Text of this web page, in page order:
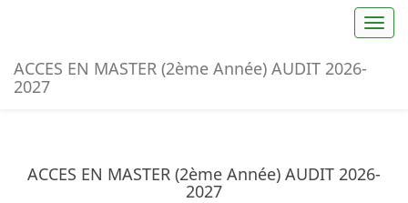
ACCES EN MASTER (2ème Année) AUDIT 2026-
2027
ACCES EN MASTER (2ème Année) AUDIT 2026-
2027